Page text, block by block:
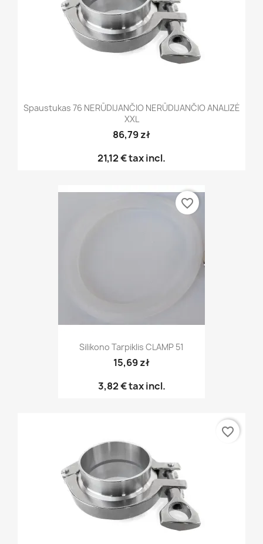
Spaustukas 76 NERŪDIJANČIO NERŪDIJANČIO ANALIZĖ
XXL
86,79 zł
21,12 €tax incl.
Silikono Tarpiklis CLAMP 51
15,69 zł
3,82 €tax incl.
favorite_border
favorite_border